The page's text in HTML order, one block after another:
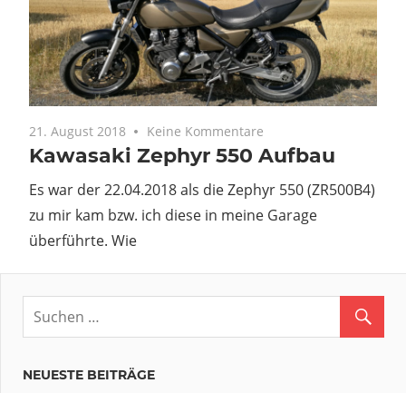
21. August 2018 Keine Kommentare
Kawasaki Zephyr 550 Aufbau
Es war der 22.04.2018 als die Zephyr 550 (ZR500B4)
zu mir kam bzw. ich diese in meine Garage
überführte. Wie
NEUESTE BEITRÄGE